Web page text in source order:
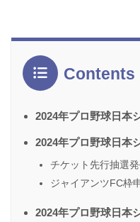
Contents
2024年プロ野球日本
2024年プロ野球日本
チケット先行抽選
ジャイアンツFC枠
2024年プロ野球日本